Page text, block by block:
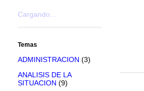
Cargando...
Temas
ADMINISTRACION (3)
ANALISIS DE LA
SITUACION (9)